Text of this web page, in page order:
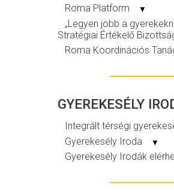
Roma Platform ▼
„Legyen jobb a
Stratégiai Értékelő
Roma Koordinációs
GYEREKESÉLY
Integrált térségi
Gyerekesély Iroda
▼
Gyerekesély Irodák